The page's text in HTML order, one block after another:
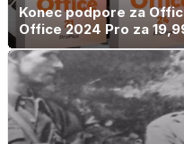
Konec podpore za
Office 2024 Pro za